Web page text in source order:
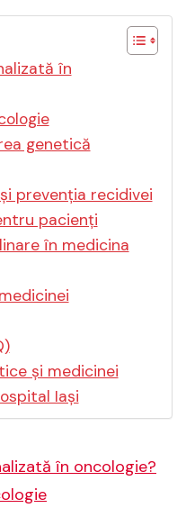
în
genetică
prevenția recidivei
pacienți
în medicina
și medicinei
Iași
în oncologie?